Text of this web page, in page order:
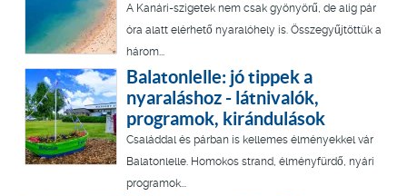
A Kanári-szigetek nem csak gyönyörű, de alig pár
óra alatt elérhető nyaralóhely is. Összegyűjtöttük a
három...
Balatonlelle: jó tippek a
nyaraláshoz - látnivalók,
programok, kirándulások
Családdal és párban is kellemes élményekkel vár
Balatonlelle. Homokos strand, élményfürdő, nyári
programok...